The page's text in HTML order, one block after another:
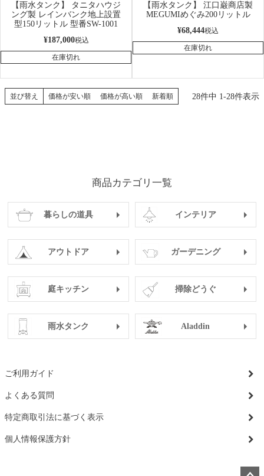
【雨水タンク】 タニタハウジ
ング製 レインバンク地上設置
型150リットル 型番SW-1001
¥187,000税込
在庫切れ
【雨水タンク】 江口巌商店製
MEGUMIめぐみ200リットル
¥68,444税込
在庫切れ
並び替え 価格が安い順 価格が高い順 新着順 28件中 1-28件表示
商品カテゴリ一覧
暮らしの道具 インテリア
アウトドア ガーデニング
庭キッチン 掃除どうぐ
雨水タンク Aladdin
ご利用ガイド
よくある質問
特定商取引法に基づく表示
個人情報保護方針